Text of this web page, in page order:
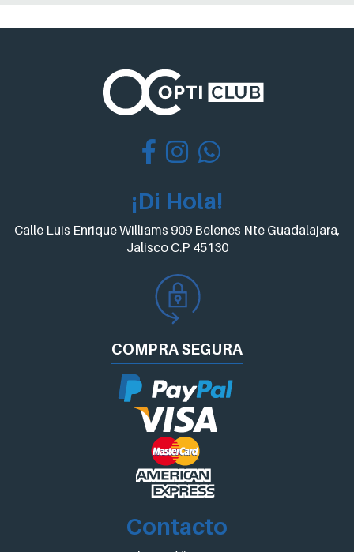
¡Di Hola!
Calle Luis Enrique Williams 909 Belenes Nte Guadalajara,
Jalisco C.P 45130
COMPRASEGURA
Contacto